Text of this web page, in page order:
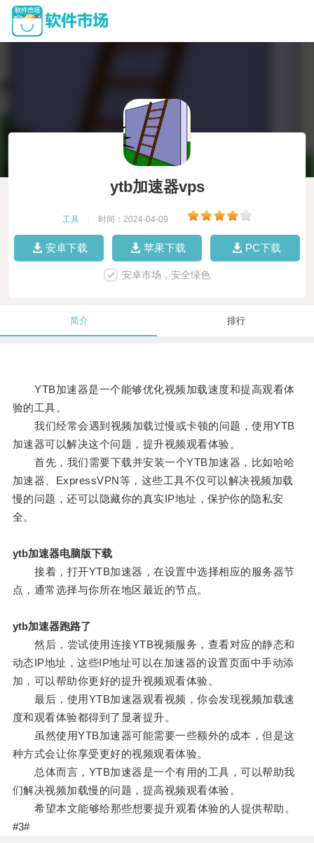
ytb加速器vps
工具 时间：2024-04-09
安卓下载 苹果下载 PC下载
安卓市场，安全绿色
简介 排行
YTB加速器是一个能够优化视频加载速度和提高观看体
验的工具。
我们经常会遇到视频加载过慢或卡顿的问题，使用YTB
加速器可以解决这个问题，提升视频观看体验。
首先，我们需要下载并安装一个YTB加速器，比如哈哈
加速器、ExpressVPN等，这些工具不仅可以解决视频加载
慢的问题，还可以隐藏你的真实IP地址，保护你的隐私安
全。
ytb加速器电脑版下载
接着，打开YTB加速器，在设置中选择相应的服务器节
点，通常选择与你所在地区最近的节点。
ytb加速器跑路了
然后，尝试使用连接YTB视频服务，查看对应的静态和
动态IP地址，这些IP地址可以在加速器的设置页面中手动添
加，可以帮助你更好的提升视频观看体验。
最后，使用YTB加速器观看视频，你会发现视频加载速
度和观看体验都得到了显著提升。
虽然使用YTB加速器可能需要一些额外的成本，但是这
种方式会让你享受更好的视频观看体验。
总体而言，YTB加速器是一个有用的工具，可以帮助我
们解决视频加载慢的问题，提高视频观看体验。
希望本文能够给那些想要提升观看体验的人提供帮助。
#3#